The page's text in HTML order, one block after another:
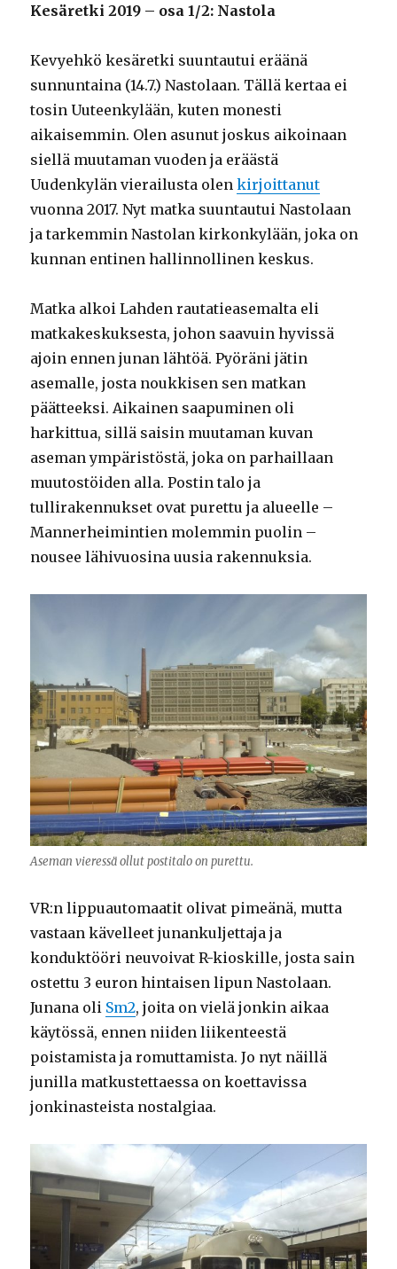
Kesäretki 2019 – osa 1/2: Nastola
Kevyehkö kesäretki suuntautui eräänä
sunnuntaina (14.7.) Nastolaan. Tällä kertaa ei
tosin Uuteenkylään, kuten monesti
aikaisemmin. Olen asunut joskus aikoinaan
siellä muutaman vuoden ja eräästä
Uudenkylän vierailusta olenkirjoittanut
vuonna 2017. Nyt matka suuntautui Nastolaan
ja tarkemmin Nastolan kirkonkylään, joka on
kunnan entinen hallinnollinen keskus.
Matka alkoi Lahden rautatieasemalta eli
matkakeskuksesta, johon saavuin hyvissä
ajoin ennen junan lähtöä. Pyöräni jätin
asemalle, josta noukkisen sen matkan
päätteeksi. Aikainen saapuminen oli
harkittua, sillä saisin muutaman kuvan
aseman ympäristöstä, joka on parhaillaan
muutostöiden alla. Postin talo ja
tullirakennukset ovat purettu ja alueelle –
Mannerheimintien molemmin puolin –
nousee lähivuosina uusia rakennuksia.
Aseman vieressä ollut postitalo on purettu.
VR:n lippuautomaatit olivat pimeänä, mutta
vastaan kävelleet junankuljettaja ja
konduktööri neuvoivat R-kioskille, josta sain
ostettu 3 euron hintaisen lipun Nastolaan.
Junana oli Sm2, joita on vielä jonkin aikaa
käytössä, ennen niiden liikenteestä
poistamista ja romuttamista. Jo nyt näillä
junilla matkustettaessa on koettavissa
jonkinasteista nostalgiaa.